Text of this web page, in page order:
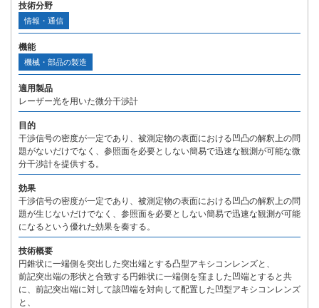
技術分野
情報・通信
機能
機械・部品の製造
適用製品
レーザー光を用いた微分干渉計
目的
干渉信号の密度が一定であり、被測定物の表面における凹凸の解釈上の問
題がないだけでなく、参照面を必要としない簡易で迅速な観測が可能な微
分干渉計を提供する。
効果
干渉信号の密度が一定であり、被測定物の表面における凹凸の解釈上の問
題が生じないだけでなく、参照面を必要としない簡易で迅速な観測が可能
になるという優れた効果を奏する。
技術概要
円錐状に一端側を突出した突出端とする凸型アキシコンレンズと、
前記突出端の形状と合致する円錐状に一端側を窪ました凹端とすると共
に、前記突出端に対して該凹端を対向して配置した凹型アキシコンレンズ
と、